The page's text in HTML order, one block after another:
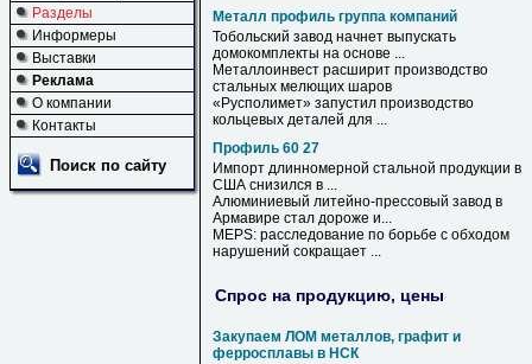
Разделы
Информеры
Выставки
Реклама
О компании
Контакты
Поиск по сайту
Металл профиль группа компаний
Тобольский завод начнет выпускать
домокомплекты на основе ...
Металлоинвест расширит производство
стальных мелющих шаров
«Русполимет» запустил производство
кольцевых деталей для ...
Профиль 60 27
Импорт длинномерной стальной продукции в
США снизился в ...
Алюминиевый литейно-прессовый завод в
Армавире стал дороже и...
MEPS: расследование по борьбе с обходом
нарушений сокращает ...
Спрос на продукцию, цены
Закупаем ЛОМ металлов, графит и
ферросплавы в НСК